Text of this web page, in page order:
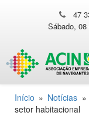
47
Sábado,
Início » Notícias »
setor habitacional